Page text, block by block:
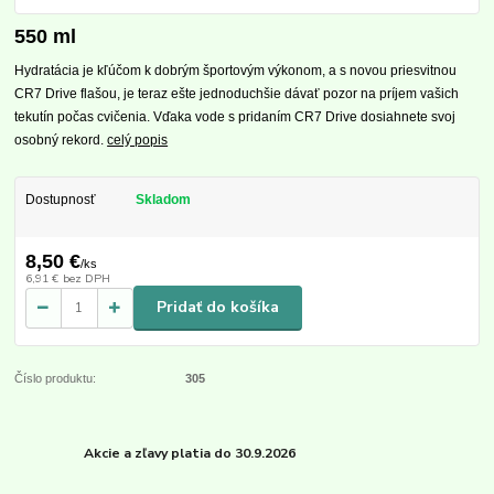
550 ml
Hydratácia je kľúčom k dobrým športovým výkonom, a s novou priesvitnou
CR7 Drive flašou, je teraz ešte jednoduchšie dávať pozor na príjem vašich
tekutín počas cvičenia. Vďaka vode s pridaním CR7 Drive dosiahnete svoj
osobný rekord.celý popis
Dostupnosť Skladom
8,50 €/ks
6,91 € bez DPH
Pridať do košíka
Číslo produktu: 305
Akcie a zľavy platia do 30.9.2026